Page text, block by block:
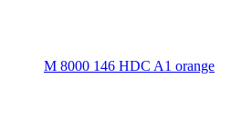
M 8000 146 HDC A1 orange